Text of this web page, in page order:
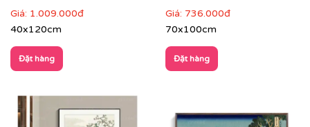
✔ Không gian quán cà phê, khách sạn, spa
nghiệm vừa hoài niệm vừa hiện đại.
Giá: 1.009.000đ
40x120cm
Đặt hàng
Giá: 736.000đ
70x100cm
Đặt hàng